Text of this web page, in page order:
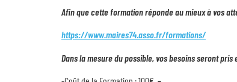
Afin que cette formation réponde au mieux à vos
https://www.maires74.asso.fr/formations/
Dans la mesure du possible, vos besoins seront pris